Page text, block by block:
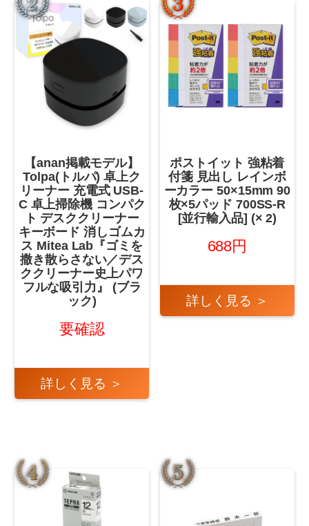
【anan掲載モデル】
Tolpa(トルパ) 卓上ク
リーナー 充電式 USB-
C 卓上掃除機 コンパク
ト デスククリーナー
キーボード 消しゴムカ
ス Mitea Lab『ゴミを
撒き散らさない／デス
ククリーナー史上パワ
フルな吸引力』 (ブラ
ック)
要確認
詳しく見る ＞
ポストイット 強粘着
付箋 見出し レインボ
ーカラー 50×15mm 90
枚×5パッド 700SS-R
[並行輸入品] (× 2)
688円
詳しく見る ＞